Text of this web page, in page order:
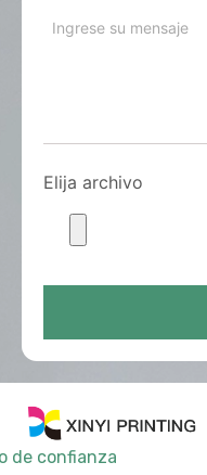
Elija archivo
de confianza